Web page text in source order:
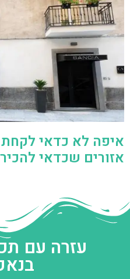
איפה לא כדאי לקחת
אזורים שכדאי
עזרה עם